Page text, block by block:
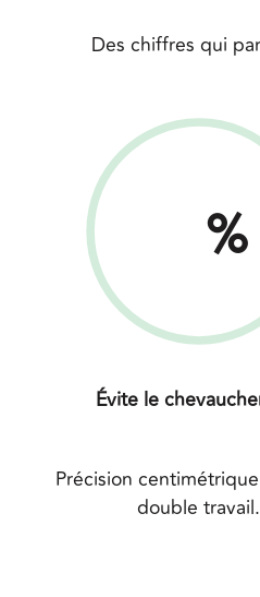
Des chiffres qui
%
Évite le
Précision
double travail.